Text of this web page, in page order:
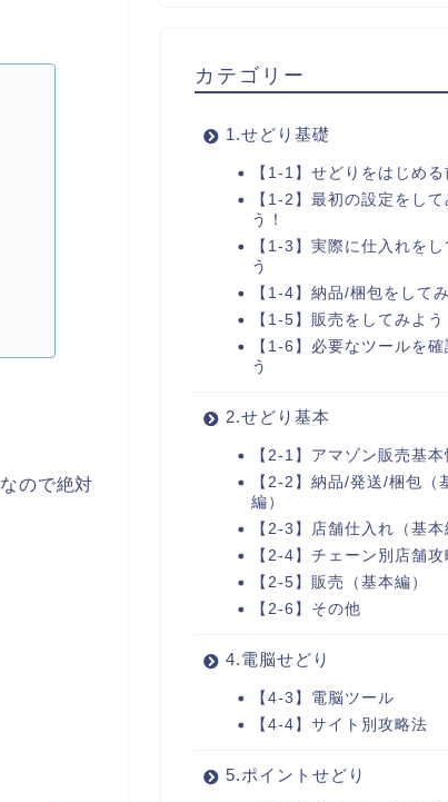
ので絶対
カテゴリー
1.せどり基礎
【1-1】せどりをはじめる
【1-2】最初の設定をして
う！
【1-3】実際に仕入れを
う
【1-4】納品/梱包をして
【1-5】販売をしてみよう
【1-6】必要なツールを
う
2.せどり基本
【2-1】アマゾン販売基本
【2-2】納品/発送/梱包（
編）
【2-3】店舗仕入れ（基本
【2-4】チェーン別店舗攻
【2-5】販売（基本編）
【2-6】その他
4.電脳せどり
【4-3】電脳ツール
【4-4】サイト別攻略法
5.ポイントせどり